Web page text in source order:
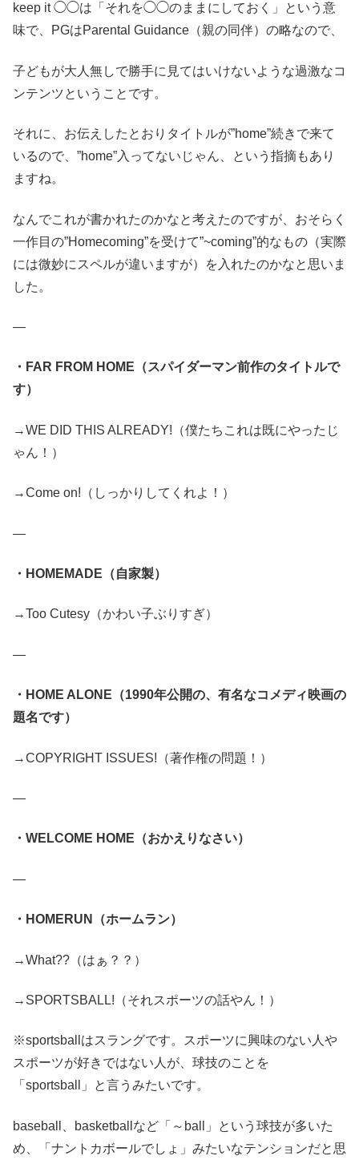
keep it ◯◯は「それを◯◯のままにしておく」という意
味で、PGはParental Guidance（親の同伴）の略なので、
子どもが大人無しで勝手に見てはいけないような過激なコ
ンテンツということです。
それに、お伝えしたとおりタイトルが”home”続きで来て
いるので、”home”入ってないじゃん、という指摘もあり
ますね。
なんでこれが書かれたのかなと考えたのですが、おそらく
一作目の”Homecoming”を受けて”~coming”的なもの（実際
には微妙にスペルが違いますが）を入れたのかなと思いま
した。
—
・FAR FROM HOME（スパイダーマン前作のタイトルで
す）
→WE DID THIS ALREADY!（僕たちこれは既にやったじ
ゃん！）
→Come on!（しっかりしてくれよ！）
—
・HOMEMADE（自家製）
→Too Cutesy（かわい子ぶりすぎ）
—
・HOME ALONE（1990年公開の、有名なコメディ映画の
題名です）
→COPYRIGHT ISSUES!（著作権の問題！）
—
・WELCOME HOME（おかえりなさい）
—
・HOMERUN（ホームラン）
→What??（はぁ？？）
→SPORTSBALL!（それスポーツの話やん！）
※sportsballはスラングです。スポーツに興味のない人や
スポーツが好きではない人が、球技のことを
「sportsball」と言うみたいです。
baseball、basketballなど「～ball」という球技が多いた
め、「ナントカボールでしょ」みたいなテンションだと思